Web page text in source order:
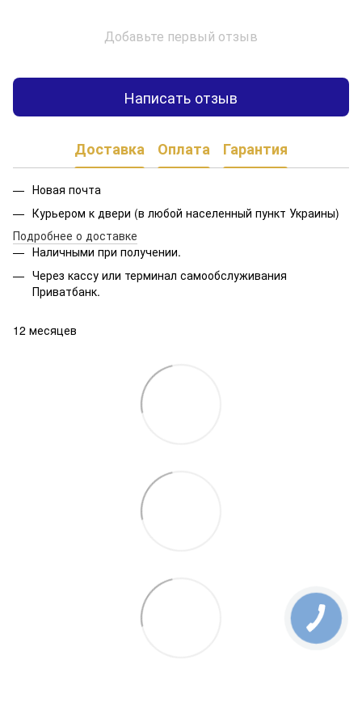
Добавьте первый отзыв
Написать отзыв
Доставка Оплата Гарантия
Новая почта
Курьером к двери (в любой населенный пункт Украины)
Подробнее о доставке
Наличными при получении.
Через кассу или терминал самообслуживания
Приватбанк.
12 месяцев